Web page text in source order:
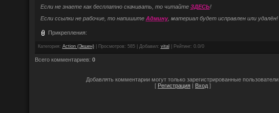
Если не знаете как бесплатно скачивать, то читайте ЗДЕСЬ!
Если ссылки не рабочие, то напишите Админу, материал будет исправлен или удалён!
Прикрепления:
Категория : Action (Экшен)| Просмотров: 585 | Добавил: vital Рейтинг: 0.0/0
Всего комментариев: 0
Добавлять комментарии могут только зарегистрированные пользователи.
[ Регистрация | Вход ]